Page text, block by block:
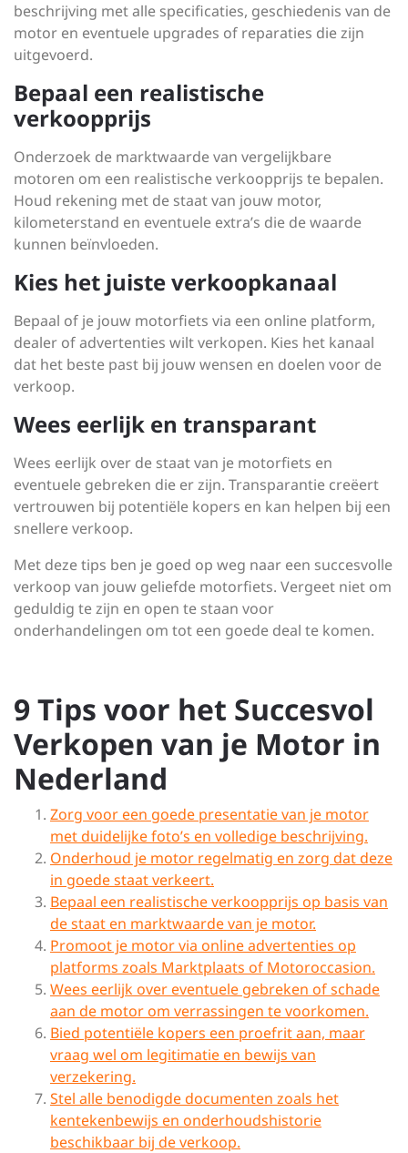
beschrijving met alle specificaties, geschiedenis van de
motor en eventuele upgrades of reparaties die zijn
uitgevoerd.
Bepaal een realistische
verkoopprijs
Onderzoek de marktwaarde van vergelijkbare
motoren om een realistische verkoopprijs te bepalen.
Houd rekening met de staat van jouw motor,
kilometerstand en eventuele extra’s die de waarde
kunnen beïnvloeden.
Kies het juiste verkoopkanaal
Bepaal of je jouw motorfiets via een online platform,
dealer of advertenties wilt verkopen. Kies het kanaal
dat het beste past bij jouw wensen en doelen voor de
verkoop.
Wees eerlijk en transparant
Wees eerlijk over de staat van je motorfiets en
eventuele gebreken die er zijn. Transparantie creëert
vertrouwen bij potentiële kopers en kan helpen bij een
snellere verkoop.
Met deze tips ben je goed op weg naar een succesvolle
verkoop van jouw geliefde motorfiets. Vergeet niet om
geduldig te zijn en open te staan voor
onderhandelingen om tot een goede deal te komen.
9 Tips voor het Succesvol
Verkopen van je Motor in
Nederland
Zorg voor een goede presentatie van je motor
met duidelijke foto’s en volledige beschrijving.
Onderhoud je motor regelmatig en zorg dat deze
in goede staat verkeert.
Bepaal een realistische verkoopprijs op basis van
de staat en marktwaarde van je motor.
Promoot je motor via online advertenties op
platforms zoals Marktplaats of Motoroccasion.
Wees eerlijk over eventuele gebreken of schade
aan de motor om verrassingen te voorkomen.
Bied potentiële kopers een proefrit aan, maar
vraag wel om legitimatie en bewijs van
verzekering.
Stel alle benodigde documenten zoals het
kentekenbewijs en onderhoudshistorie
beschikbaar bij de verkoop.